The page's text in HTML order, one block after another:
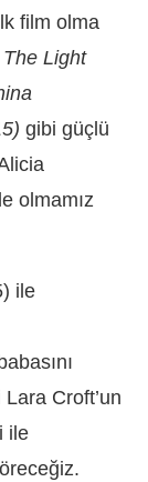
film olma
The Light
gibi güçlü
olmamız
ile
Croft’un
ile